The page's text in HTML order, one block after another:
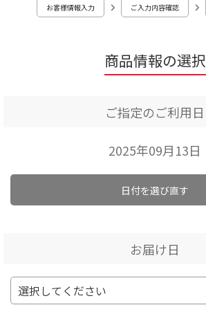
商品情報の選択
お客様情報入力 ご入力内容確認
ご指定のご利用日
2025年09月13日
日付を選び直す
お届け日